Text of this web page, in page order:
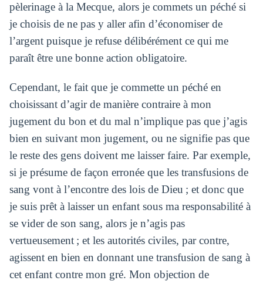
pèlerinage à la Mecque, alors je commets un péché si
je choisis de ne pas y aller afin d’économiser de
l’argent puisque je refuse délibérément ce qui me
paraît être une bonne action obligatoire.
Cependant, le fait que je commette un péché en
choisissant d’agir de manière contraire à mon
jugement du bon et du mal n’implique pas que j’agis
bien en suivant mon jugement, ou ne signifie pas que
le reste des gens doivent me laisser faire. Par exemple,
si je présume de façon erronée que les transfusions de
sang vont à l’encontre des lois de Dieu ; et donc que
je suis prêt à laisser un enfant sous ma responsabilité à
se vider de son sang, alors je n’agis pas
vertueusement ; et les autorités civiles, par contre,
agissent en bien en donnant une transfusion de sang à
cet enfant contre mon gré. Mon objection de